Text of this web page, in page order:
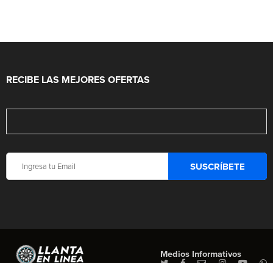
RECIBE LAS MEJORES OFERTAS
Medios Informativos